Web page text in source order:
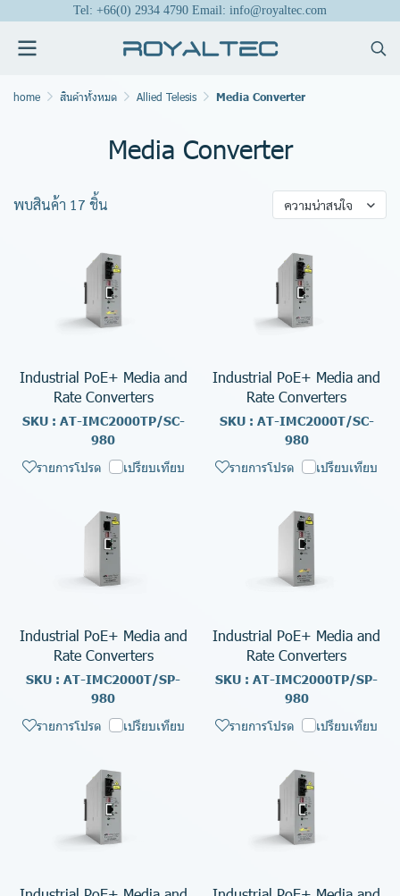
Tel: +66(0) 2934 4790 Email: info@royaltec.com
home สินค้าทั้งหมด Allied Telesis Media Converter
Media Converter
พบสินค้า 17 ชิ้น ความน่าสนใจ
Industrial PoE+ Media and
Rate Converters
SKU : AT-IMC2000TP/SC-
980
รายการโปรด เปรียบเทียบ
Industrial PoE+ Media and
Rate Converters
SKU : AT-IMC2000T/SC-
980
รายการโปรด เปรียบเทียบ
Industrial PoE+ Media and
Rate Converters
SKU : AT-IMC2000T/SP-
980
รายการโปรด เปรียบเทียบ
Industrial PoE+ Media and
Rate Converters
SKU : AT-IMC2000TP/SP-
980
รายการโปรด เปรียบเทียบ